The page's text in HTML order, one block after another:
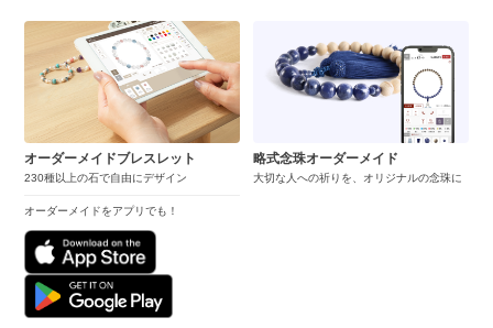
オーダーメイドブレスレット
230種以上の石で自由にデザイン
オーダーメイドをアプリでも！
略式念珠オーダーメイド
大切な人への祈りを、オリジナルの念珠に